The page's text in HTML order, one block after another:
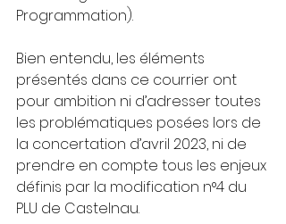
Programmation).
Bien entendu, les éléments
présentés dans ce courrier ont
pour ambition ni d’adresser toutes
les problématiques posées lors de
la concertation d’avril 2023, ni de
prendre en compte tous les enjeux
définis par la modification n°4 du
PLU de Castelnau.